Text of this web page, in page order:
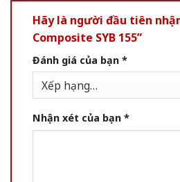
Hãy là người đầu tiên
Composite SYB 155”
Đánh giá của bạn *
Nhận xét của bạn *